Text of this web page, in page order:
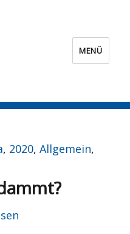
MENÜ
, 2020,Allgemein,